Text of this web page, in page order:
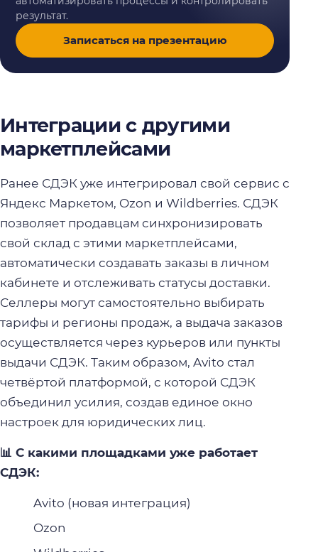
результат.
Записаться на презентацию
Интеграции с другими
маркетплейсами
Ранее СДЭК уже интегрировал свой сервис с
Яндекс Маркетом, Ozon и Wildberries. СДЭК
позволяет продавцам синхронизировать
свой склад с этими маркетплейсами,
автоматически создавать заказы в личном
кабинете и отслеживать статусы доставки.
Селлеры могут самостоятельно выбирать
тарифы и регионы продаж, а выдача заказов
осуществляется через курьеров или пункты
выдачи СДЭК. Таким образом, Avito стал
четвёртой платформой, с которой СДЭК
объединил усилия, создав единое окно
настроек для юридических лиц.
📊 С какими площадками уже работает
СДЭК:
Avito (новая интеграция)
Ozon